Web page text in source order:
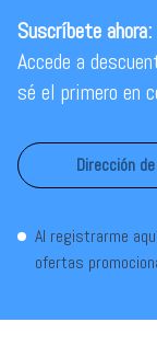
Suscríbete ahora:
Accede a
sé el primero en
Al registrarme
ofertas